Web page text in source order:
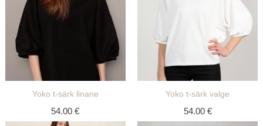
Yoko t-särk linane
54.00€
Yoko t-särk valge
54.00 €